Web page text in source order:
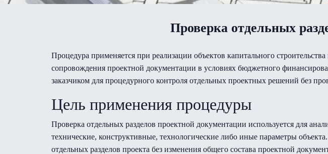
Проверка отдельных
Процедура применяется при реализации объектов капитального
сопровождения проектной документации в условиях бюджетного
заказчиком для процедурного контроля отдельных проектных решений без
Цель применения процедуры
Проверка отдельных разделов проектной документации используется для
технические, конструктивные, технологические либо иные параметры
отдельных разделов проекта без изменения общего состава проектной